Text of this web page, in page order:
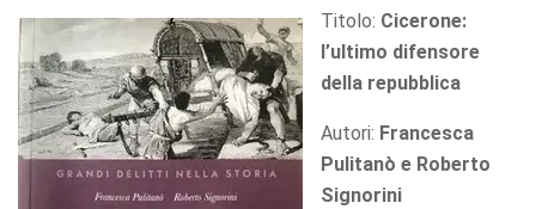
Titolo: Cicerone:
l’ultimo difensore
della repubblica
Autori: Francesca
Pulitanò e Roberto
Signorini